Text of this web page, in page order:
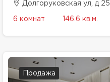
Долгоруковская ул, д 25
6 комнат 146.6 кв.м.
Продажа